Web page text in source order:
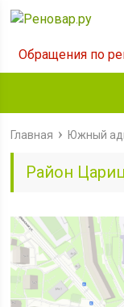
Обращения по
Главная Южный
Район